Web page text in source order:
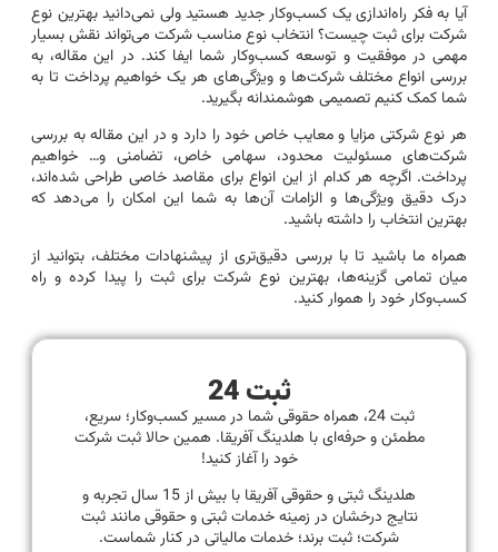
آیا به فکر راه‌اندازی یک کسب‌وکار جدید هستید ولی نمی‌دانید بهترین نوع
شرکت برای ثبت چیست؟ انتخاب نوع مناسب شرکت می‌تواند نقش بسیار
مهمی در موفقیت و توسعه کسب‌وکار شما ایفا کند. در این مقاله، به
بررسی انواع مختلف شرکت‌ها و ویژگی‌های هر یک خواهیم پرداخت تا به
شما کمک کنیم تصمیمی هوشمندانه بگیرید.
هر نوع شرکتی مزایا و معایب خاص خود را دارد و در این مقاله به بررسی
شرکت‌های مسئولیت محدود، سهامی خاص، تضامنی و… خواهیم
پرداخت. اگرچه هر کدام از این انواع برای مقاصد خاصی طراحی شده‌اند،
درک دقیق ویژگی‌ها و الزامات آن‌ها به شما این امکان را می‌دهد که
بهترین انتخاب را داشته باشید.
همراه ما باشید تا با بررسی دقیق‌تری از پیشنهادات مختلف، بتوانید از
میان تمامی گزینه‌ها، بهترین نوع شرکت برای ثبت را پیدا کرده و راه
کسب‌وکار خود را هموار کنید.
ثبت 24
ثبت 24، همراه حقوقی شما در مسیر کسب‌وکار؛ سریع،
مطمئن و حرفه‌ای با هلدینگ آفریقا. همین حالا ثبت شرکت
خود را آغاز کنید!
هلدینگ ثبتی و حقوقی آفریقا با بیش از 15 سال تجربه و
نتایج درخشان در زمینه خدمات ثبتی و حقوقی مانند ثبت
شرکت؛ ثبت برند؛ خدمات مالیاتی در کنار شماست.